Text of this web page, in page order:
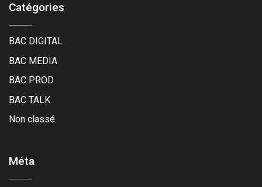
Catégories
BAC DIGITAL
BAC MEDIA
BAC PROD
BAC TALK
Non classé
Méta